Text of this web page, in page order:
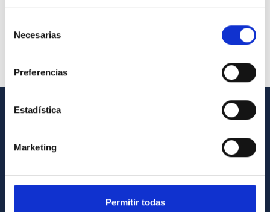
Necesarias
Preferencias
Estadística
Marketing
Permitir todas
Contacto
Directorio de personal